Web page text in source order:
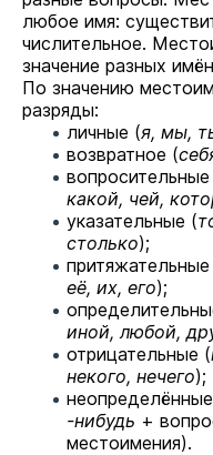
любое имя:
числительное.
значение разных
По значению
разряды:
личные (я, мы,
возвратное (
какой, чей,
указательные (
столько);
её, их, его);
иной, любой,
отрицательные (
некого, нечего);
-нибудь +
местоимения).